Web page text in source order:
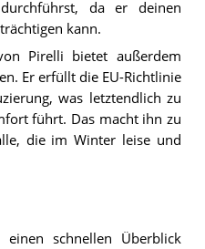
da er deinen
kann.
Pirelli bietet außerdem
Er erfüllt die EU-Richtlinie
was letztendlich zu
führt. Das macht ihn zu
die im Winter leise und
schnellen Überblick